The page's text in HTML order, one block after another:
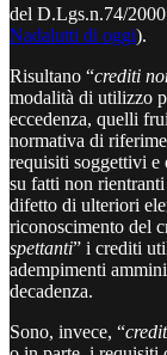
del D.Lgs.n.74/
Nadalutti di oggi).
Risultano “crediti
modalità di utilizzo
eccedenza, quelli
normativa di
requisiti soggettivi e
su fatti non
difetto di ulteriori
riconoscimento del
spettanti” i crediti
adempimenti
decadenza.
Sono, invece, “